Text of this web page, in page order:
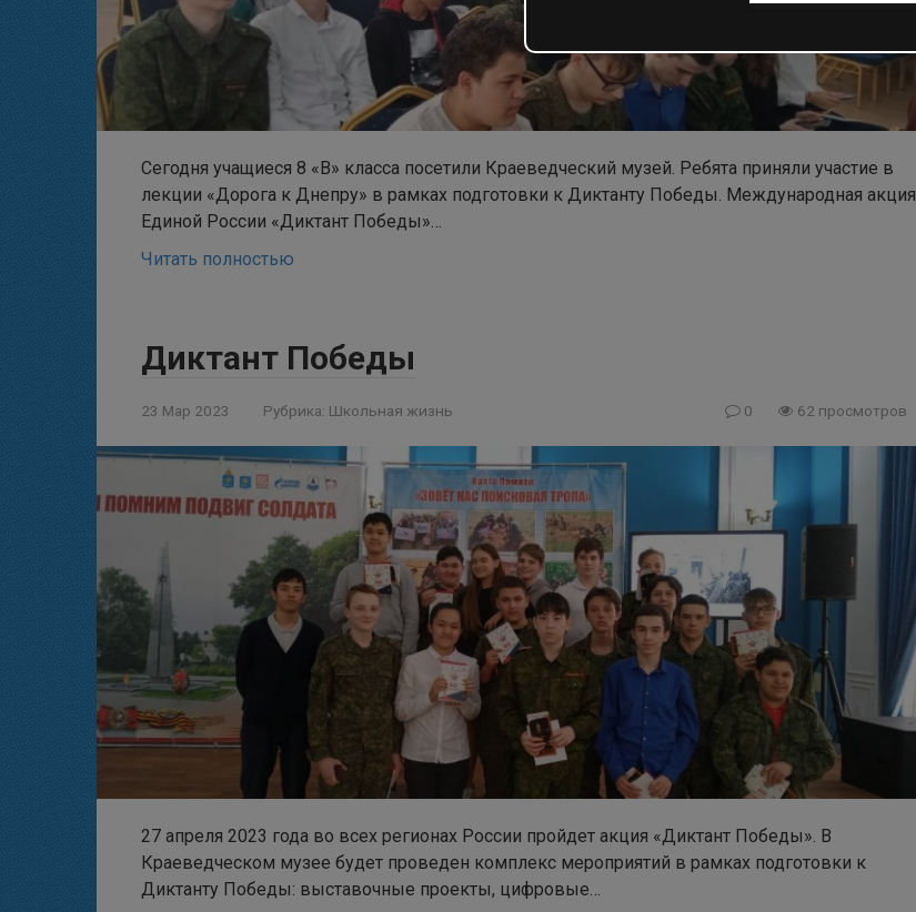
Сегодня учащиеся 8 «В» класса посетили Краеведческий музей. Ребята приняли участие в
лекции «Дорога к Днепру» в рамках подготовки к Диктанту Победы. Международная акция
Единой России «Диктант Победы»…
Читать полностью
Диктант Победы
23 Мар 2023 Рубрика: Школьная жизнь 0 62 просмотров
27 апреля 2023 года во всех регионах России пройдет акция «Диктант Победы». В
Краеведческом музее будет проведен комплекс мероприятий в рамках подготовки к
Диктанту Победы: выставочные проекты, цифровые…